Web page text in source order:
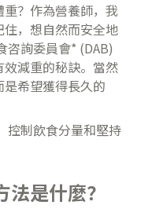
？作為營養師，我
，想自然而安全地
咨詢委員會* (DAB)
減重的秘訣。當然
希望獲得長久的
控制飲食分量和堅持
是什麼？